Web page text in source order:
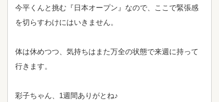
今平くんと挑む『日本オープン』なので、ここで緊張感
を切らすわけにはいきません。
体は休めつつ、気持ちはまた万全の状態で来週に持って
行きます。
彩子ちゃん、1週間ありがとね♪